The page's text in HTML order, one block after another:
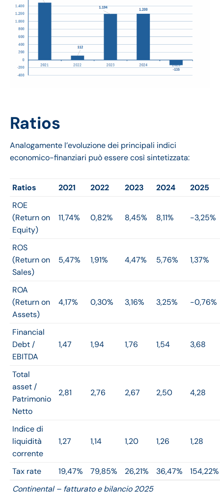
Ratios
Analogamente l’evoluzione dei principali indici
economico-finanziari può essere così sintetizzata:
Ratios 2021 2022 2023 2024
2025
ROE
(Return on
Equity)
11,74% 0,82% 8,45% 8,11% -3,25%
ROS
(Return on
Sales)
5,47% 1,91% 4,47% 5,76% 1,37%
ROA
(Return on
Assets)
4,17% 0,30% 3,16% 3,25% -0,76%
Financial
Debt /
EBITDA
1,47 1,94 1,76 1,54 3,68
Total
asset /
Patrimonio
Netto
2,81 2,76 2,67 2,50 4,28
Indice di
liquidità
corrente
1,27 1,14 1,20 1,26 1,28
Tax rate 19,47% 79,85% 26,21% 36,47%
154,22%
Continental – fatturato e bilancio 2025